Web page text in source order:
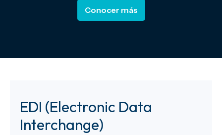
Conocer más
EDI (Electronic Data
Interchange)